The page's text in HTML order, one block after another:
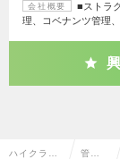
会社概要
■ストラ
理、コベナンツ管理
ハイクラス 管理